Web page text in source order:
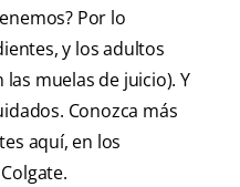
Por lo
y los adultos
muelas de juicio). Y
Conozca más
aquí, en los